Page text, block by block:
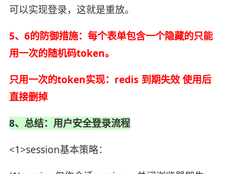
可以实现登录，这就是重放。
5、6的防御措施：每个表单包含一个隐藏的只能
用一次的随机码token。
只用一次的token实现：redis 到期失效 使用后
直接删掉
8、总结：用户安全登录流程
<1>session基本策略：